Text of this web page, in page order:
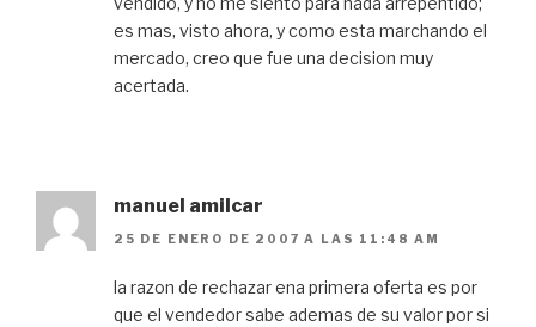
es mas, visto ahora, y como esta marchando el
mercado, creo que fue una decision muy
acertada.
manuel amilcar
25 DE ENERO DE 2007 A LAS 11:48 AM
la razon de rechazar ena primera oferta es por
que el vendedor sabe ademas de su valor por si